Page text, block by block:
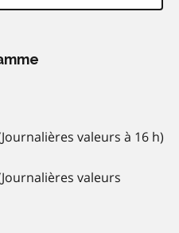
valeurs à 16 h)
valeurs